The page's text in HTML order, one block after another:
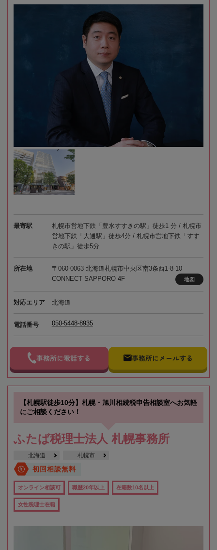
最寄駅
札幌市営地下鉄「豊水すすきの駅」徒歩1 分 / 札幌市
営地下鉄「大通駅」徒歩4分 / 札幌市営地下鉄「すす
きの駅」徒歩5分
所在地
〒060-0063 北海道札幌市中央区南3条西1-8-10
CONNECT SAPPORO 4F
地図
対応エリア 北海道
電話番号 050-5448-8935
事務所に電話する 事務所にメールする
【札幌駅徒歩10分】札幌・旭川相続税申告相談室へお気軽
にご相談ください！
ふたば税理士法人 札幌事務所
北海道 札幌市
初回相談無料
オンライン相談可 職歴20年以上 在籍数10名以上
女性税理士在籍